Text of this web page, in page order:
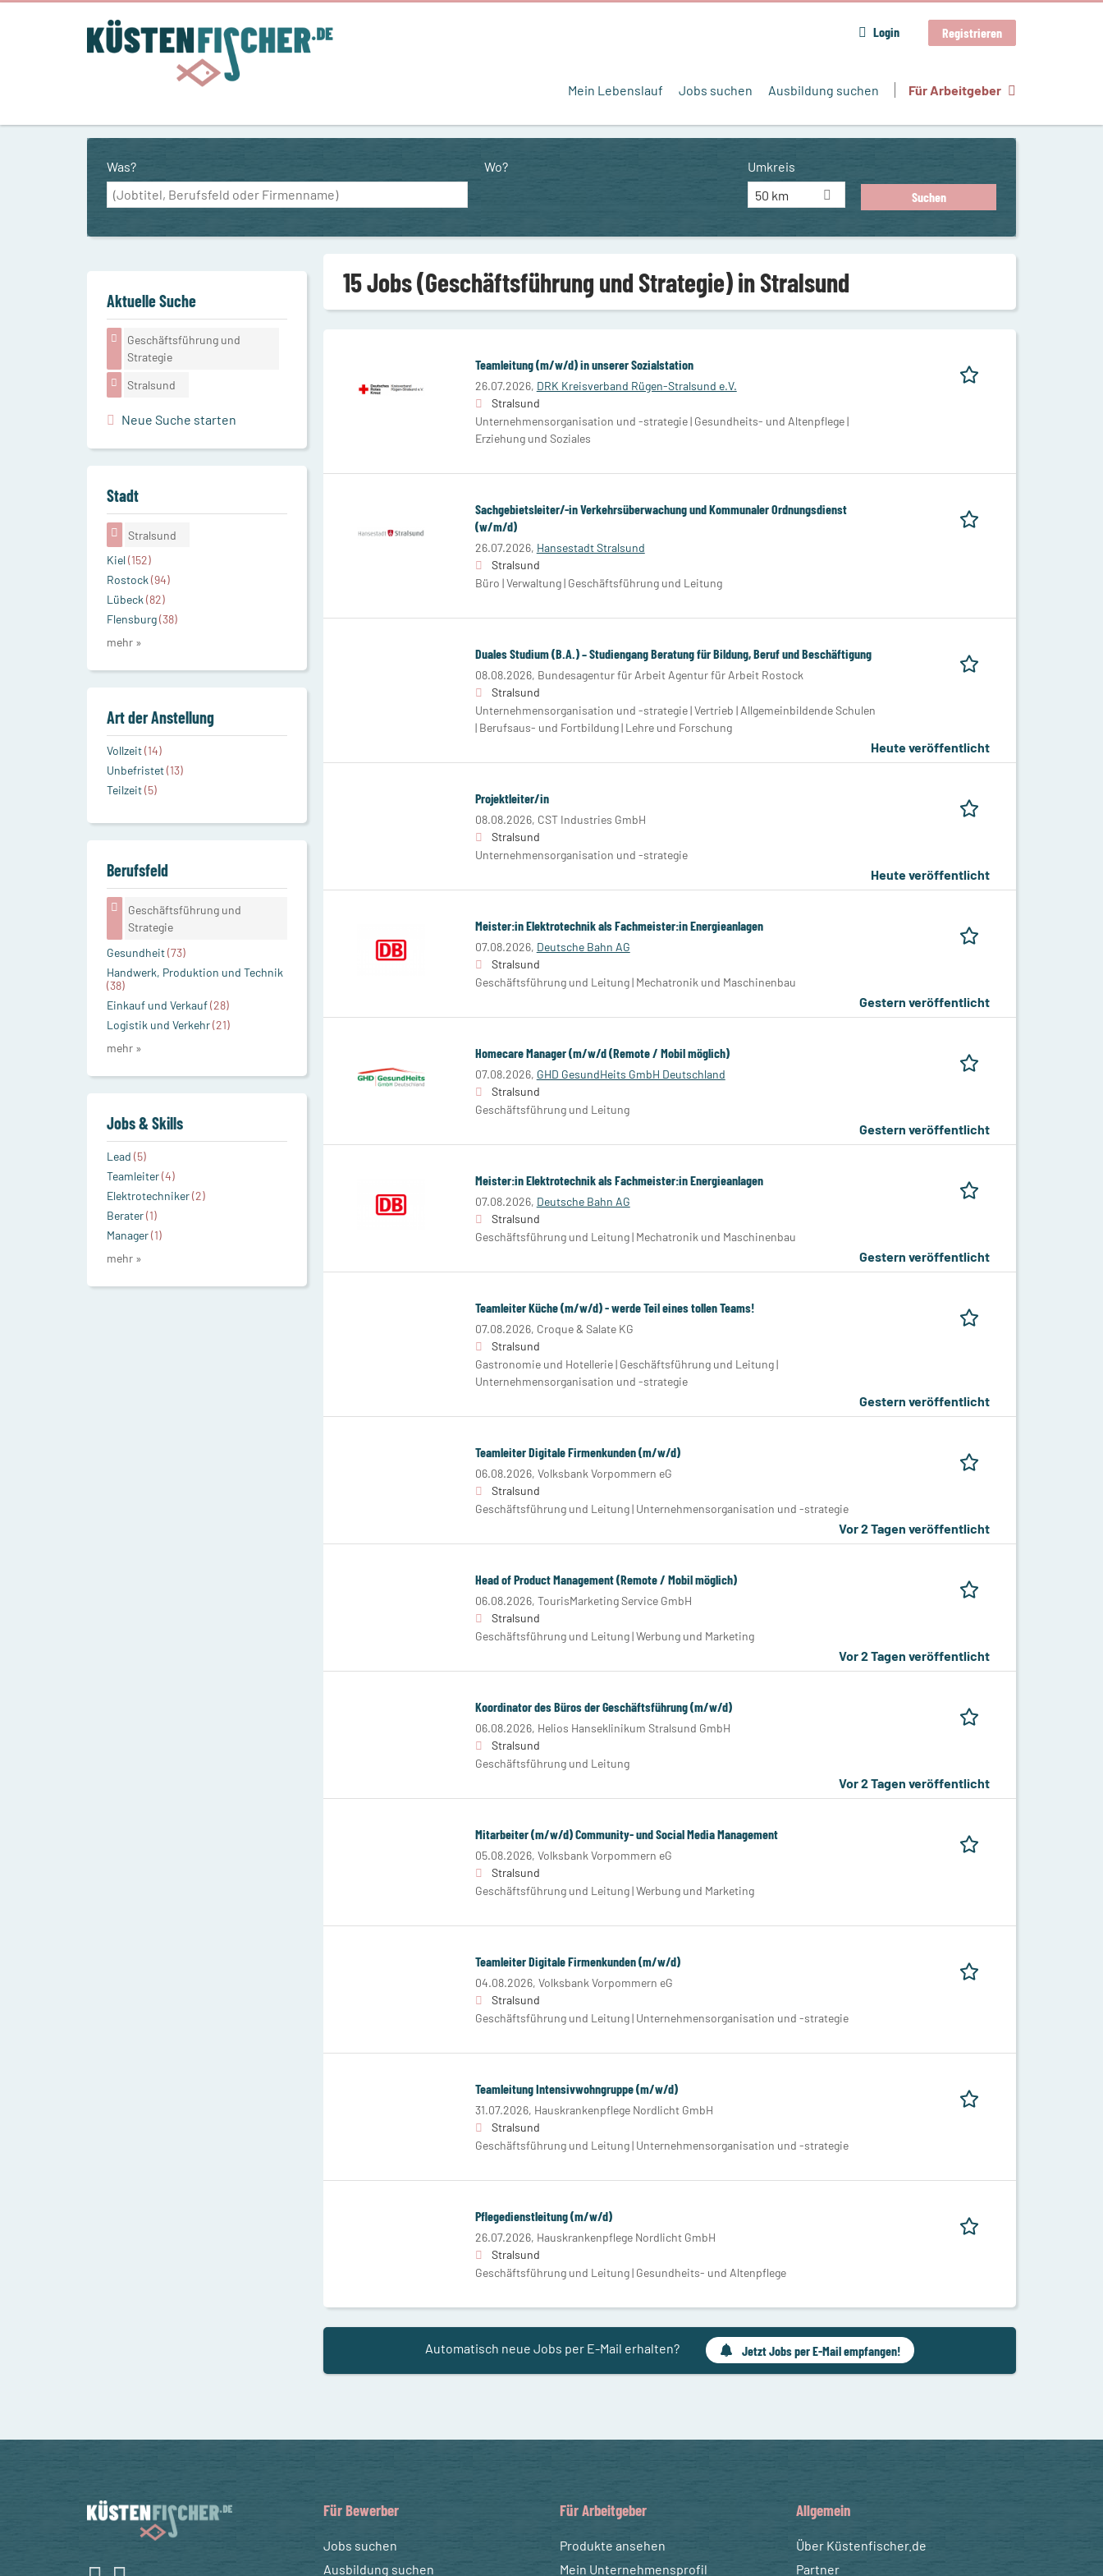
Login Registrieren
Mein Lebenslauf Jobs suchen Ausbildung suchen Für Arbeitgeber
Was? Wo?
Umkreis
50 km
15 Jobs (Geschäftsführung und Strategie) in Stralsund
Teamleitung (m/w/d) in unserer Sozialstation
26.07.2026, DRK Kreisverband Rügen-Stralsund e.V.
Stralsund
Unternehmensorganisation und -strategie | Gesundheits- und Altenpflege |
Erziehung und Soziales
Sachgebietsleiter/-in Verkehrsüberwachung und Kommunaler Ordnungsdienst
(w/m/d)
26.07.2026, Hansestadt Stralsund
Stralsund
Büro | Verwaltung | Geschäftsführung und Leitung
Duales Studium (B.A.) – Studiengang Beratung für Bildung, Beruf und Beschäftigung
08.08.2026, Bundesagentur für Arbeit Agentur für Arbeit Rostock
Stralsund
Unternehmensorganisation und -strategie | Vertrieb | Allgemeinbildende Schulen
| Berufsaus- und Fortbildung | Lehre und Forschung
Heute veröffentlicht
Projektleiter/in
08.08.2026, CST Industries GmbH
Stralsund
Unternehmensorganisation und -strategie
Heute veröffentlicht
Meister:in Elektrotechnik als Fachmeister:in Energieanlagen
07.08.2026, Deutsche Bahn AG
Stralsund
Geschäftsführung und Leitung | Mechatronik und Maschinenbau
Gestern veröffentlicht
Homecare Manager (m/w/d (Remote / Mobil möglich)
07.08.2026, GHD GesundHeits GmbH Deutschland
Stralsund
Geschäftsführung und Leitung
Gestern veröffentlicht
Meister:in Elektrotechnik als Fachmeister:in Energieanlagen
07.08.2026, Deutsche Bahn AG
Stralsund
Geschäftsführung und Leitung | Mechatronik und Maschinenbau
Gestern veröffentlicht
Teamleiter Küche (m/w/d) - werde Teil eines tollen Teams!
07.08.2026, Croque & Salate KG
Stralsund
Gastronomie und Hotellerie | Geschäftsführung und Leitung |
Unternehmensorganisation und -strategie
Gestern veröffentlicht
Teamleiter Digitale Firmenkunden (m/w/d)
06.08.2026, Volksbank Vorpommern eG
Stralsund
Geschäftsführung und Leitung | Unternehmensorganisation und -strategie
Vor 2 Tagen veröffentlicht
Head of Product Management (Remote / Mobil möglich)
06.08.2026, TourisMarketing Service GmbH
Stralsund
Geschäftsführung und Leitung | Werbung und Marketing
Vor 2 Tagen veröffentlicht
Koordinator des Büros der Geschäftsführung (m/w/d)
06.08.2026, Helios Hanseklinikum Stralsund GmbH
Stralsund
Geschäftsführung und Leitung
Vor 2 Tagen veröffentlicht
Mitarbeiter (m/w/d) Community- und Social Media Management
05.08.2026, Volksbank Vorpommern eG
Stralsund
Geschäftsführung und Leitung | Werbung und Marketing
Teamleiter Digitale Firmenkunden (m/w/d)
04.08.2026, Volksbank Vorpommern eG
Stralsund
Geschäftsführung und Leitung | Unternehmensorganisation und -strategie
Teamleitung Intensivwohngruppe (m/w/d)
31.07.2026, Hauskrankenpflege Nordlicht GmbH
Stralsund
Geschäftsführung und Leitung | Unternehmensorganisation und -strategie
Pflegedienstleitung (m/w/d)
26.07.2026, Hauskrankenpflege Nordlicht GmbH
Stralsund
Geschäftsführung und Leitung | Gesundheits- und Altenpflege
Automatisch neue Jobs per E-Mail erhalten? Jetzt Jobs per E-Mail empfangen!
Aktuelle Suche
Geschäftsführung und
Strategie
Stralsund
Neue Suche starten
Stadt
Stralsund
Kiel(152)
Rostock(94)
Lübeck(82)
Flensburg(38)
mehr »
Art der Anstellung
Vollzeit(14)
Unbefristet(13)
Teilzeit(5)
Berufsfeld
Geschäftsführung und
Strategie
Gesundheit(73)
Handwerk, Produktion und Technik
(38)
Einkauf und Verkauf(28)
Logistik und Verkehr(21)
mehr »
Jobs & Skills
Lead (5)
Teamleiter(4)
Elektrotechniker(2)
Berater(1)
Manager(1)
mehr »
Für Bewerber
Jobs suchen
Ausbildung suchen
Für Arbeitgeber
Produkte ansehen
Mein Unternehmensprofil
Allgemein
Über Küstenfischer.de
Partner